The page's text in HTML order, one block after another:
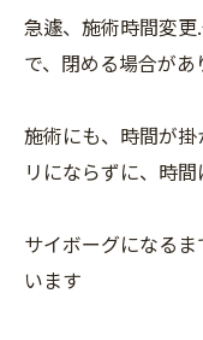
急遽、施術時間変
で、閉める場合があ
施術にも、時間が
リにならずに、時
サイボーグになる
います